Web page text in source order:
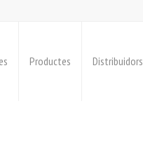
Productes Distribuidors